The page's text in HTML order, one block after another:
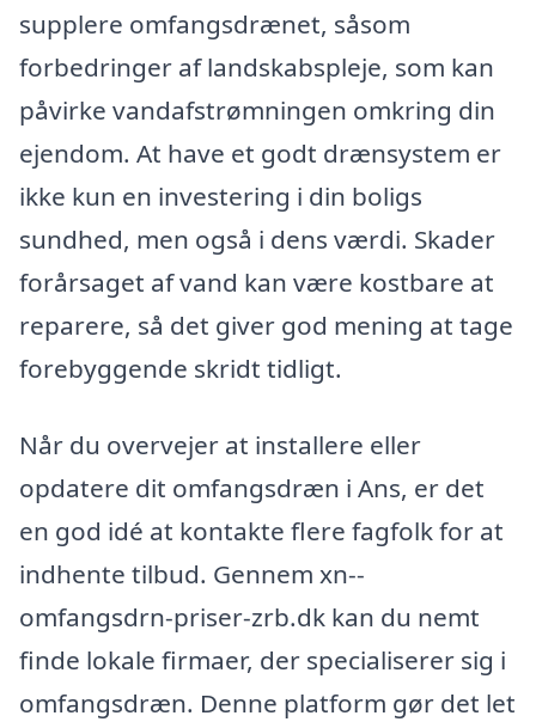
supplere omfangsdrænet, såsom
forbedringer af landskabspleje, som kan
påvirke vandafstrømningen omkring din
ejendom. At have et godt drænsystem er
ikke kun en investering i din boligs
sundhed, men også i dens værdi. Skader
forårsaget af vand kan være kostbare at
reparere, så det giver god mening at tage
forebyggende skridt tidligt.
Når du overvejer at installere eller
opdatere dit omfangsdræn i Ans, er det
en god idé at kontakte flere fagfolk for at
indhente tilbud. Gennem xn--
omfangsdrn-priser-zrb.dk kan du nemt
finde lokale firmaer, der specialiserer sig i
omfangsdræn. Denne platform gør det let